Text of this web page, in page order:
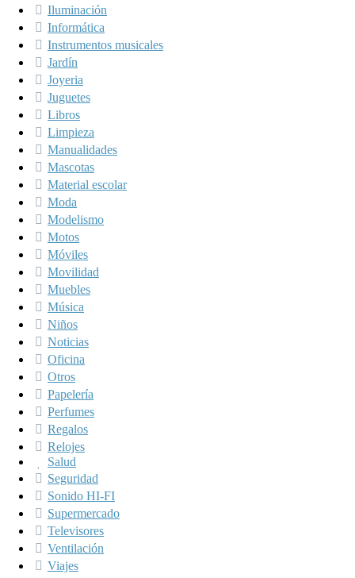
Iluminación
Informática
Instrumentos musicales
Jardín
Joyeria
Juguetes
Libros
Limpieza
Manualidades
Mascotas
Material escolar
Moda
Modelismo
Motos
Móviles
Movilidad
Muebles
Música
Niños
Noticias
Oficina
Otros
Papelería
Perfumes
Regalos
Relojes
Salud
Seguridad
Sonido HI-FI
Supermercado
Televisores
Ventilación
Viajes